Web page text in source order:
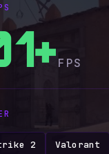
FPS
2 Valorant